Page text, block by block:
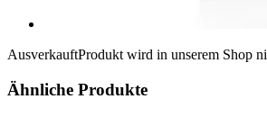
AusverkauftProdukt wird in unserem Shop
Ähnliche Produkte